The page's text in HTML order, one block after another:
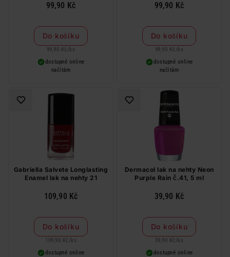
99,90 Kč
Do košíku
99,90 Kč / ks
dostupné online
načítám
99,90 Kč
Do košíku
99,90 Kč / ks
dostupné online
načítám
Gabriella Salvete Longlasting
Enamel lak na nehty 21
109,90 Kč
Do košíku
109,90 Kč / ks
dostupné online
Dermacol lak na nehty Neon
Purple Rain č.41, 5 ml
39,90 Kč
Do košíku
39,90 Kč / ks
dostupné online